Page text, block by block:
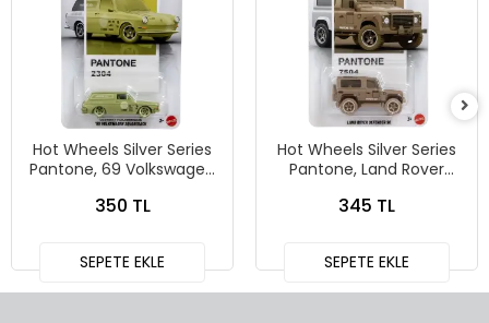
Hot Wheels Silver Series
Pantone, 69 Volkswagen
350 TL
SEPETE EKLE
Hot Wheels Silver Series
Pantone, Land Rover
345 TL
SEPETE EKLE